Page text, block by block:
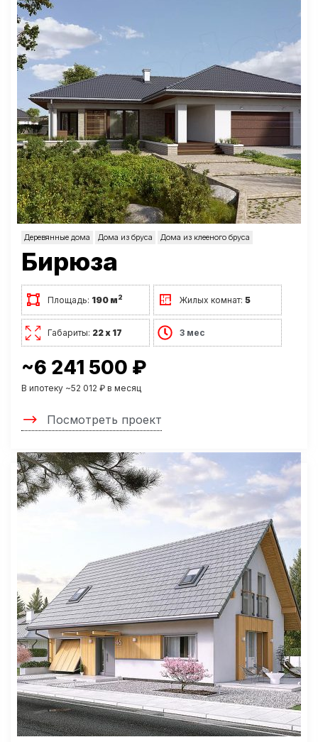
Деревянные дома Дома из бруса Дома из клееного бруса
Бирюза
Площадь: 190 м2 Жилых комнат:5
Габариты: 22 х 17 3 мес
~6 241 500 ₽
В ипотеку ~52 012 ₽ в месяц
Посмотреть проект